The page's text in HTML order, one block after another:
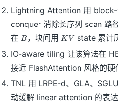
Lightning Attention 用
conquer 消除长序列 scan 路
在 B
B，块间用 K
K V state 累计
IO-aware tiling 让该算法在
接近 FlashAttention 风格的硬
TNL 用 LRPE-d、GLA、
动缓解 linear attention 的表